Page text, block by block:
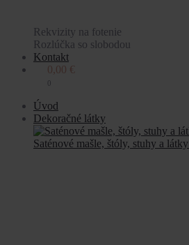
Rekvizity na fotenie
Rozlúčka so slobodou
Kontakt
0,00 €
0
Úvod
Dekoračné látky
Saténové mašle, štóly, stuhy a látky